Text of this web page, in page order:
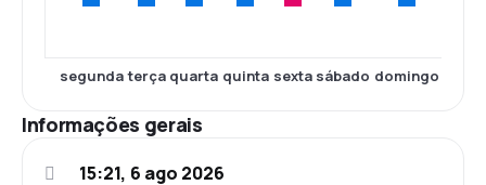
segunda terça quarta quinta sexta sábado domingo
Informações gerais
15:21, 6 ago 2026